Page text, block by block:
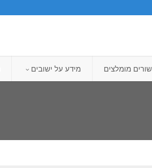
מומלצים מידע על ישובים